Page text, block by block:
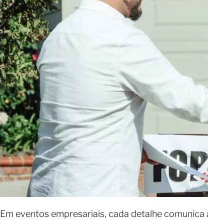
Em eventos empresariais, cada detalhe